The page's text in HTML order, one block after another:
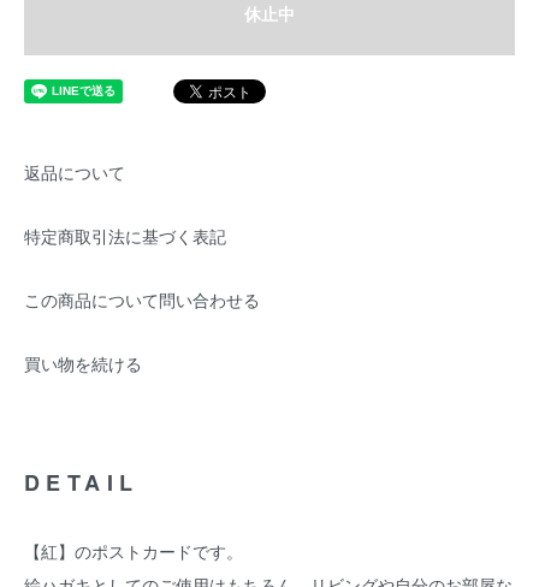
休止中
返品について
特定商取引法に基づく表記
この商品について問い合わせる
買い物を続ける
DETAIL
【紅】のポストカードです。